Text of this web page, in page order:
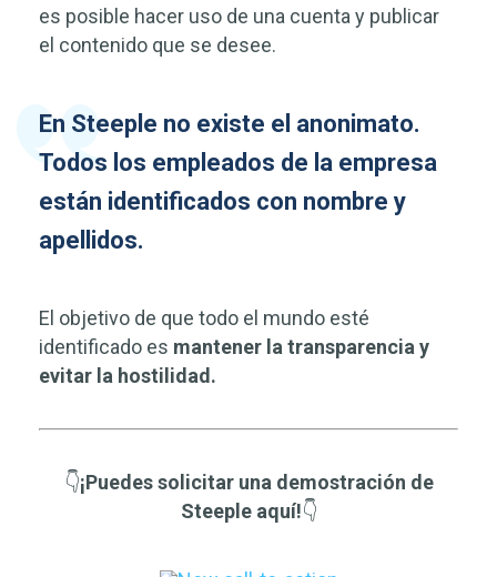
es posible hacer uso de una cuenta y publicar
el contenido que se desee.
En Steeple no existe el anonimato.
Todos los empleados de la empresa
están identificados con nombre y
apellidos.
El objetivo de que todo el mundo esté
identificado es mantener la transparencia y
evitar la hostilidad.
👇¡Puedes solicitar una demostración de
Steeple aquí!👇